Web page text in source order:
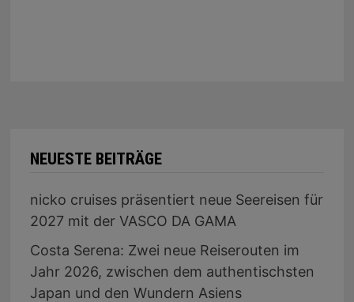
NEUESTE BEITRÄGE
nicko cruises präsentiert neue Seereisen für
2027 mit der VASCO DA GAMA
Costa Serena: Zwei neue Reiserouten im
Jahr 2026, zwischen dem authentischsten
Japan und den Wundern Asiens